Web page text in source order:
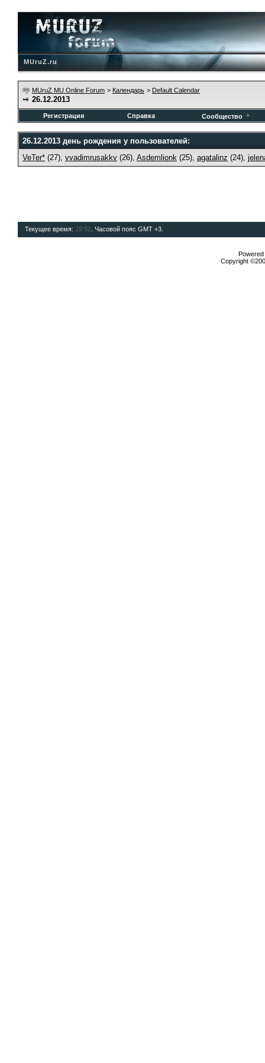
MUruZ.ru
MUruZ MU Online Forum > Календарь > Default Calendar
26.12.2013
Регистрация Справка Сообщество
26.12.2013 день рождения у пользователей:
VeTer* (27), vvadimrusakkv (26), Asdemlionk (25), agatalinz (24),
Текущее время: 19:51 . Часовой пояс GMT +3.
Copyright